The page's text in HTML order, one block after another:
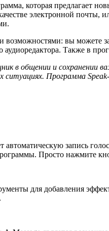
которая предлагает
электронной почты,
возможностями: вы
Также в
в общении и сохранении
Программа
автоматическую запись
Просто нажмите
для добавления